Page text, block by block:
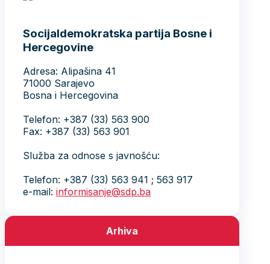
Socijaldemokratska partija Bosne i
Hercegovine
Adresa: Alipašina 41
71000 Sarajevo
Bosna i Hercegovina
Telefon: +387 (33) 563 900
Fax: +387 (33) 563 901
Služba za odnose s javnošću:
Telefon: +387 (33) 563 941 ; 563 917
e-mail: informisanje@sdp.ba
Arhiva